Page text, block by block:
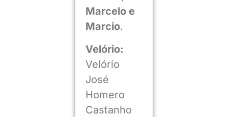
Marcelo e
Marcio.
Velório:
Velório
José
Homero
Castanho